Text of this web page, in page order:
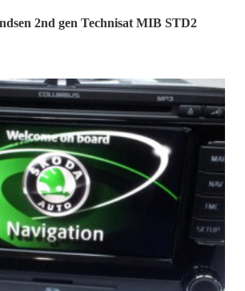
2nd gen Technisat MIB STD2